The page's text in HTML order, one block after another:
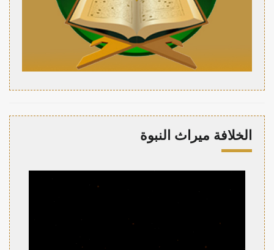
الخلافة ميراث النبوة